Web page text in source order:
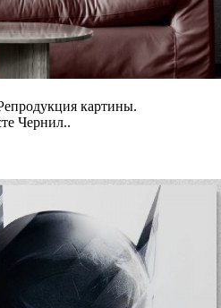
картины.
Чернил..